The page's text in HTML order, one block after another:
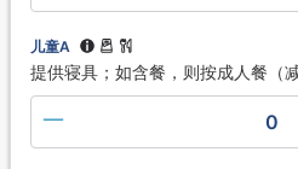
儿童A
提供寝具；如含餐，则按成人餐（
0